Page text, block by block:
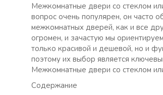
Межкомнатные двери со стеклом
вопрос очень популярен, он часто
межкомнатных дверей, как и все
огромен, и зачастую мы
только красивой и дешевой, но и
поэтому их выбор является
Межкомнатные двери со стеклом
Содержание